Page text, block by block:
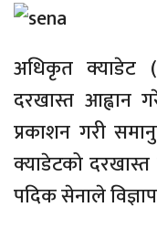
अधिकृत क्याडेट
दरखास्त आह्वान
प्रकाशन गरी
क्याडेटको
पदिक सेनाले